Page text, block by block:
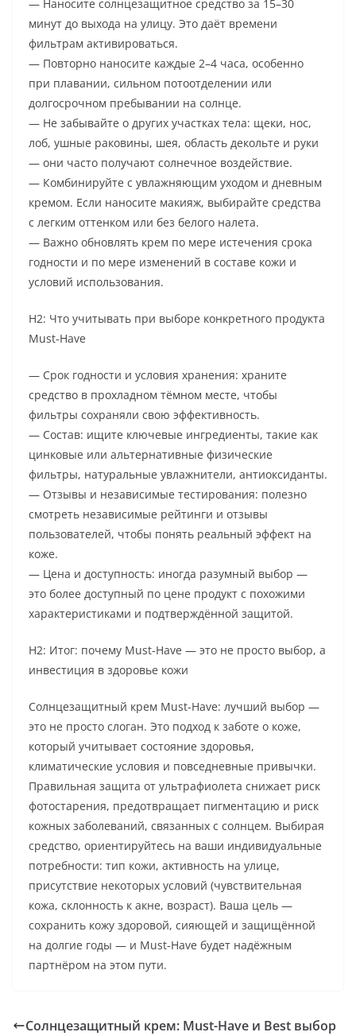
— Наносите солнцезащитное средство за 15–30
минут до выхода на улицу. Это даёт времени
фильтрам активироваться.
— Повторно наносите каждые 2–4 часа, особенно
при плавании, сильном потоотделении или
долгосрочном пребывании на солнце.
— Не забывайте о других участках тела: щеки, нос,
лоб, ушные раковины, шея, область декольте и руки
— они часто получают солнечное воздействие.
— Комбинируйте с увлажняющим уходом и дневным
кремом. Если наносите макияж, выбирайте средства
с легким оттенком или без белого налета.
— Важно обновлять крем по мере истечения срока
годности и по мере изменений в составе кожи и
условий использования.
H2: Что учитывать при выборе конкретного продукта
Must-Have
— Срок годности и условия хранения: храните
средство в прохладном тёмном месте, чтобы
фильтры сохраняли свою эффективность.
— Состав: ищите ключевые ингредиенты, такие как
цинковые или альтернативные физические
фильтры, натуральные увлажнители, антиоксиданты.
— Отзывы и независимые тестирования: полезно
смотреть независимые рейтинги и отзывы
пользователей, чтобы понять реальный эффект на
коже.
— Цена и доступность: иногда разумный выбор —
это более доступный по цене продукт с похожими
характеристиками и подтверждённой защитой.
H2: Итог: почему Must-Have — это не просто выбор, а
инвестиция в здоровье кожи
Солнцезащитный крем Must-Have: лучший выбор —
это не просто слоган. Это подход к заботе о коже,
который учитывает состояние здоровья,
климатические условия и повседневные привычки.
Правильная защита от ультрафиолета снижает риск
фотостарения, предотвращает пигментацию и риск
кожных заболеваний, связанных с солнцем. Выбирая
средство, ориентируйтесь на ваши индивидуальные
потребности: тип кожи, активность на улице,
присутствие некоторых условий (чувствительная
кожа, склонность к акне, возраст). Ваша цель —
сохранить кожу здоровой, сияющей и защищённой
на долгие годы — и Must-Have будет надёжным
партнёром на этом пути.
Солнцезащитный крем: Must-Have и Best выбор